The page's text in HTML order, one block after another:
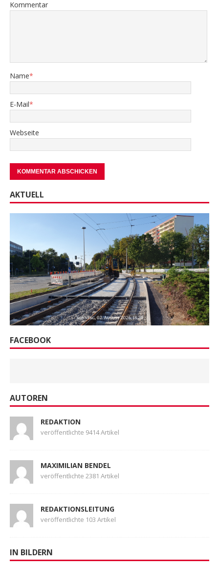
Kommentar
Name*
E-Mail*
Webseite
AKTUELL
FACEBOOK
AUTOREN
REDAKTION
veröffentlichte 9414 Artikel
MAXIMILIAN BENDEL
veröffentlichte 2381 Artikel
REDAKTIONSLEITUNG
veröffentlichte 103 Artikel
IN BILDERN